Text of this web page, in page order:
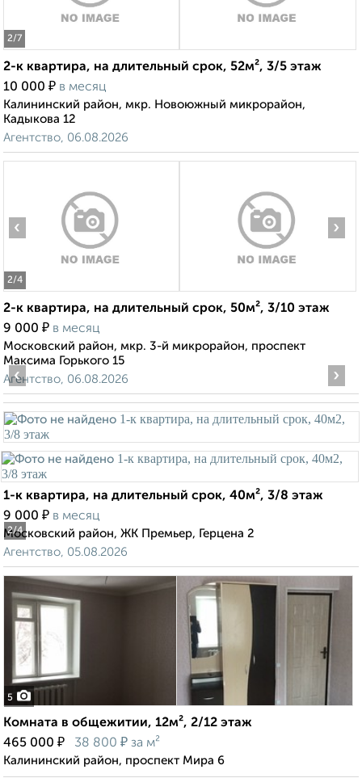
2/7
2-к квартира, на длительный срок, 52м², 3/5 этаж
10 000 ₽ в месяц
Калининский район, мкр. Новоюжный микрорайон,
Кадыкова 12
Агентство, 06.08.2026
2/4
‹ ›
2-к квартира, на длительный срок, 50м², 3/10 этаж
9 000 ₽ в месяц
Московский район, мкр. 3-й микрорайон, проспект
Максима Горького 15
Агентство, 06.08.2026
2/4
‹ ›
1-к квартира, на длительный срок, 40м², 3/8 этаж
9 000 ₽ в месяц
Московский район, ЖК Премьер, Герцена 2
Агентство, 05.08.2026
5
Комната в общежитии, 12м², 2/12 этаж
465 000 ₽ 38 800 ₽ за м²
Калининский район, проспект Мира 6